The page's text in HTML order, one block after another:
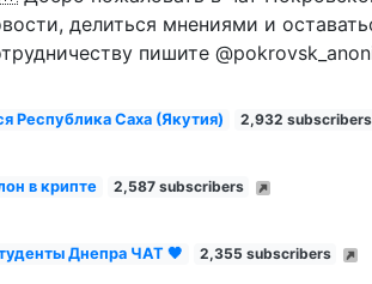
делиться мнениями и
пишите
Республика Саха (Якутия) 2,932 subscribers
в крипте 2,587 subscribers
Днепра ЧАТ 🖤 2,355 subscribers